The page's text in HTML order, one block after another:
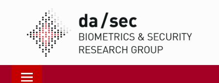
springen
Biometrics
and